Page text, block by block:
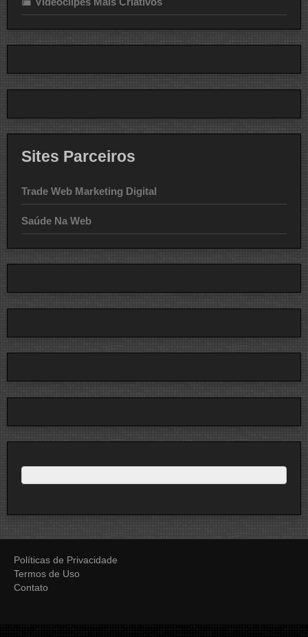
Sites Parceiros
Trade Web Marketing Digital
Saúde Na Web
Políticas de Privacidade
Termos de Uso
Contato